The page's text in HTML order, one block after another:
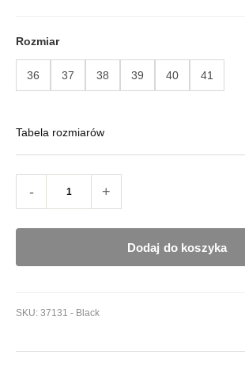
Rozmiar
36 37 38 39 40 41
Tabela rozmiarów
- +
Dodaj do koszyka
SKU: 37131 - Black